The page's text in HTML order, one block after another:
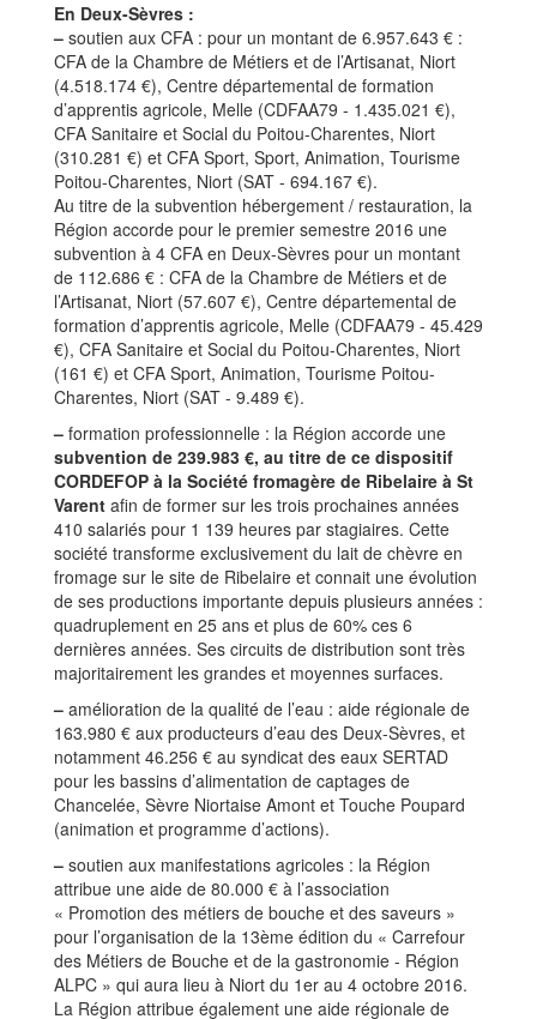
En Deux-Sèvres :
– soutien aux CFA : pour un montant de 6.957.643 € :
CFA de la Chambre de Métiers et de l’Artisanat, Niort
(4.518.174 €), Centre départemental de formation
d’apprentis agricole, Melle (CDFAA79 - 1.435.021 €),
CFA Sanitaire et Social du Poitou-Charentes, Niort
(310.281 €) et CFA Sport, Sport, Animation, Tourisme
Poitou-Charentes, Niort (SAT - 694.167 €).
Au titre de la subvention hébergement / restauration, la
Région accorde pour le premier semestre 2016 une
subvention à 4 CFA en Deux-Sèvres pour un montant
de 112.686 € : CFA de la Chambre de Métiers et de
l’Artisanat, Niort (57.607 €), Centre départemental de
formation d’apprentis agricole, Melle (CDFAA79 - 45.429
€), CFA Sanitaire et Social du Poitou-Charentes, Niort
(161 €) et CFA Sport, Animation, Tourisme Poitou-
Charentes, Niort (SAT - 9.489 €).
– formation professionnelle : la Région accorde une
subvention de 239.983 €, au titre de ce dispositif
CORDEFOP à la Société fromagère de Ribelaire à St
Varent afin de former sur les trois prochaines années
410 salariés pour 1 139 heures par stagiaires. Cette
société transforme exclusivement du lait de chèvre en
fromage sur le site de Ribelaire et connait une évolution
de ses productions importante depuis plusieurs années :
quadruplement en 25 ans et plus de 60% ces 6
dernières années. Ses circuits de distribution sont très
majoritairement les grandes et moyennes surfaces.
– amélioration de la qualité de l’eau : aide régionale de
163.980 € aux producteurs d’eau des Deux-Sèvres, et
notamment 46.256 € au syndicat des eaux SERTAD
pour les bassins d’alimentation de captages de
Chancelée, Sèvre Niortaise Amont et Touche Poupard
(animation et programme d’actions).
– soutien aux manifestations agricoles : la Région
attribue une aide de 80.000 € à l’association
« Promotion des métiers de bouche et des saveurs »
pour l’organisation de la 13ème édition du « Carrefour
des Métiers de Bouche et de la gastronomie - Région
ALPC » qui aura lieu à Niort du 1er au 4 octobre 2016.
La Région attribue également une aide régionale de